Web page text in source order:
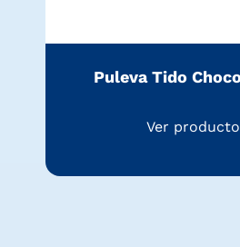
Puleva Tido
Ver producto